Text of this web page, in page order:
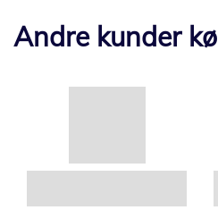
Andre kunder